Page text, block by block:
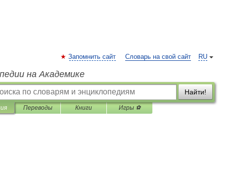
RU
Запомнить сайт Словарь на свой сайт
на Академике
Найти!
Переводы Книги Игры ⚽